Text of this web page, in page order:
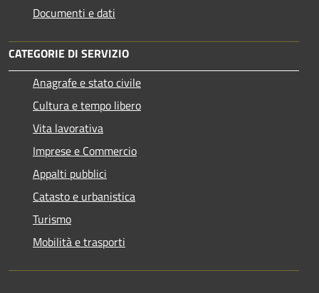
Documenti e dati
CATEGORIE DI SERVIZIO
Anagrafe e stato civile
Cultura e tempo libero
Vita lavorativa
Imprese e Commercio
Appalti pubblici
Catasto e urbanistica
Turismo
Mobilità e trasporti